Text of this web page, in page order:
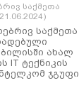
საქმეთა
საქმეთა
ახალ
IT ტექნიკის
ჯგუფი.